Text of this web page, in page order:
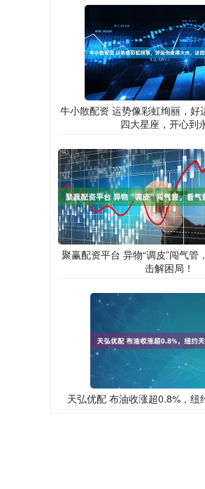
牛小散配资 运势像彩虹绚丽，好
四大星座，开心到
聚赢配资平台 异物“调皮”闯气管
击解困局！
天弘优配 布油收涨超0.8%，纽